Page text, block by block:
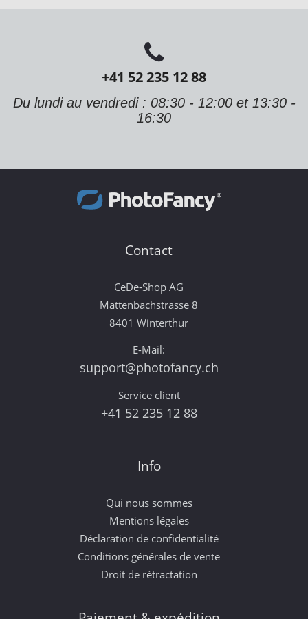
+41 52 235 12 88
Du lundi au vendredi : 08:30 - 12:00 et 13:30 -
16:30
Contact
CeDe-Shop AG
Mattenbachstrasse 8
8401 Winterthur
E-Mail:
support@photofancy.ch
Service client
+41 52 235 12 88
Info
Qui nous sommes
Mentions légales
Déclaration de confidentialité
Conditions générales de vente
Droit de rétractation